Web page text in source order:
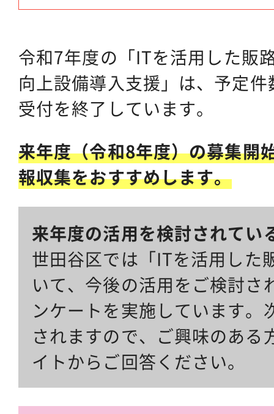
令和7年度の「ITを活用した販
向上設備導入支援」は、予定
受付を終了しています。
来年度（令和8年度）の募集開
報収集をおすすめします。
来年度の活用を検討されてい
世田谷区では「ITを活用した
いて、今後の活用をご検討さ
ンケートを実施しています。
されますので、ご興味のある
イトからご回答ください。